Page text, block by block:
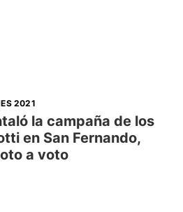
2021
la campaña de los
en San Fernando,
a voto